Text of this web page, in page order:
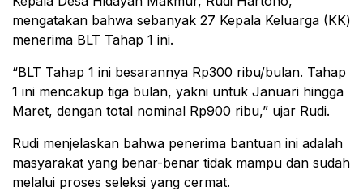
mengatakan bahwa sebanyak 27 Kepala Keluarga (KK)
menerima BLT Tahap 1 ini.
“BLT Tahap 1 ini besarannya Rp300 ribu/bulan. Tahap
1 ini mencakup tiga bulan, yakni untuk Januari hingga
Maret, dengan total nominal Rp900 ribu,” ujar Rudi.
Rudi menjelaskan bahwa penerima bantuan ini adalah
masyarakat yang benar-benar tidak mampu dan sudah
melalui proses seleksi yang cermat.